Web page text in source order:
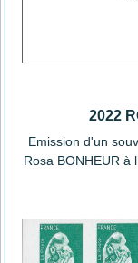
2022
Emission d'un
Rosa BONHEUR à